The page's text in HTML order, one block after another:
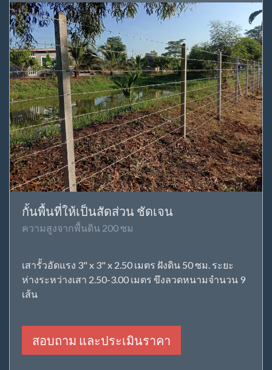
กั้นพื้นที่ให้เป็นสัดส่วน ชัดเจน
ความสูงจากพื้นดิน 200 ซม
เสารั้วอัดแรง 3" x 3" x 2.50 เมตร ฝังดิน 50 ซม. ระยะ
ห่างระหว่างเสา 2.50-3.00 เมตร ขึงลวดหนามจำนวน 9
เส้น
สอบถาม และประเมินราคา